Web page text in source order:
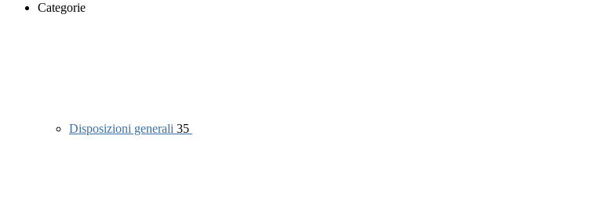
Categorie
Disposizioni generali 35